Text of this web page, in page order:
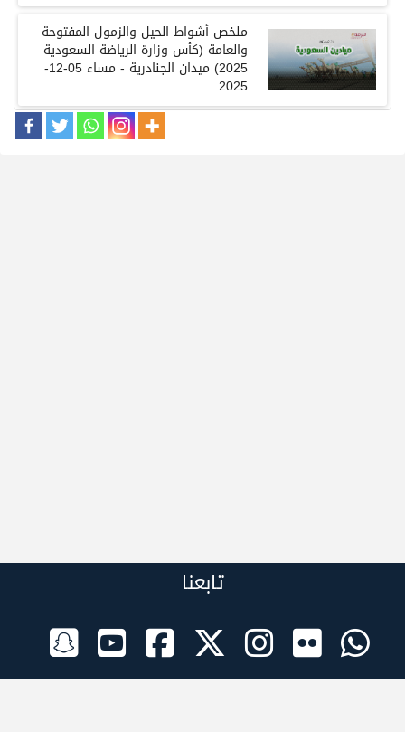
ملخص أشواط الحيل والزمول المفتوحة
والعامة (كأس وزارة الرياضة السعودية
2025)ميدان الجنادرية -مساء 05-12-
2025
تابعنا